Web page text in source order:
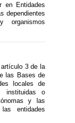
en Entidades
dependientes
organismos
3 de la
las Bases de
locales de
instituidas o
y las
entidades